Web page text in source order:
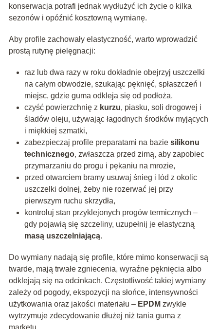
konserwacja potrafi jednak wydłużyć ich życie o kilka
sezonów i opóźnić kosztowną wymianę.
Aby profile zachowały elastyczność, warto wprowadzić
prostą rutynę pielęgnacji:
raz lub dwa razy w roku dokładnie obejrzyj uszczelki
na całym obwodzie, szukając pęknięć, spłaszczeń i
miejsc, gdzie guma odkleja się od podłoża,
czyść powierzchnię z kurzu, piasku, soli drogowej i
śladów oleju, używając łagodnych środków myjących
i miękkiej szmatki,
zabezpieczaj profile preparatami na bazie silikonu
technicznego, zwłaszcza przed zimą, aby zapobiec
przymarzaniu do progu i pękaniu na mrozie,
przed otwarciem bramy usuwaj śnieg i lód z okolic
uszczelki dolnej, żeby nie rozerwać jej przy
pierwszym ruchu skrzydła,
kontroluj stan przyklejonych progów termicznych –
gdy pojawią się szczeliny, uzupełnij je elastyczną
masą uszczelniającą.
Do wymiany nadają się profile, które mimo konserwacji są
twarde, mają trwałe zgniecenia, wyraźne pęknięcia albo
odklejają się na odcinkach. Częstotliwość takiej wymiany
zależy od pogody, ekspozycji na słońce, intensywności
użytkowania oraz jakości materiału – EPDM zwykle
wytrzymuje zdecydowanie dłużej niż tania guma z
marketu.